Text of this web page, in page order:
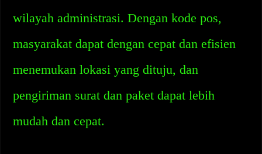
wilayah administrasi. Dengan kode pos,
masyarakat dapat dengan cepat dan efisien
menemukan lokasi yang dituju, dan
pengiriman surat dan paket dapat lebih
mudah dan cepat.